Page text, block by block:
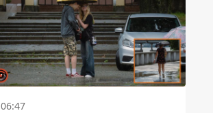
06:47